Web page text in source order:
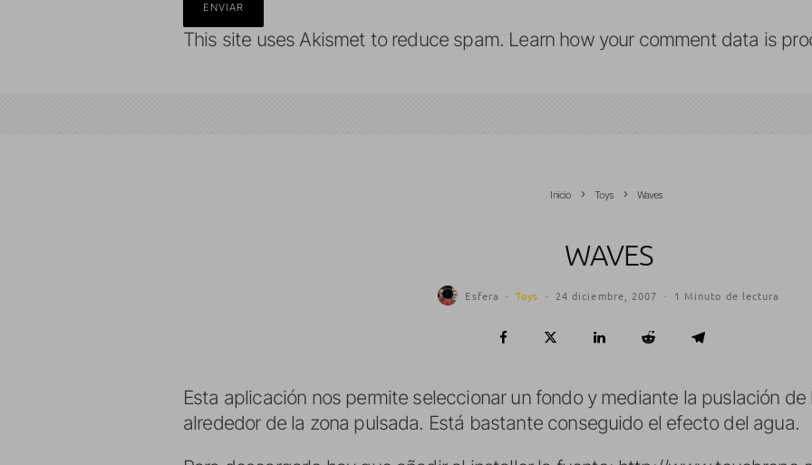
This site uses Akismet to reduce spam. Learn how your comment data is
Inicio Toys Waves
WAVES
Esfera · Toys · 24 diciembre, 2007 · 1 Minuto de lectura
Esta aplicación nos permite seleccionar un fondo y mediante la puslación
alrededor de la zona pulsada. Está bastante conseguido el efecto del agua.